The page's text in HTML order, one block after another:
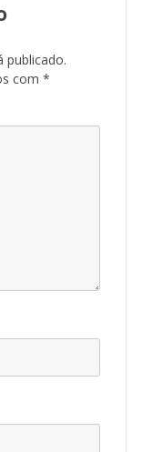
publicado.
com *